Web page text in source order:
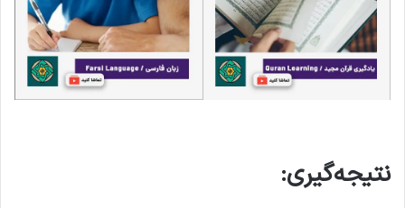
نتیجه‌گیری: